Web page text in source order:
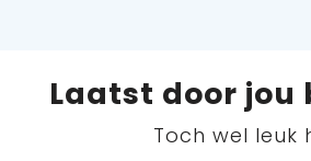
Laatst door jou
Toch wel leuk